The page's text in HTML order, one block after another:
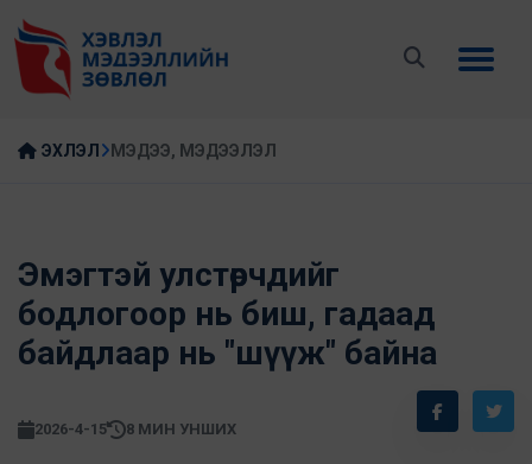
ЭХЛЭЛ МЭДЭЭ, МЭДЭЭЛЭЛ
Эмэгтэй улстөрчдийг
бодлогоор нь биш, гадаад
байдлаар нь "шүүж" байна
2026-4-15 8 МИН УНШИХ